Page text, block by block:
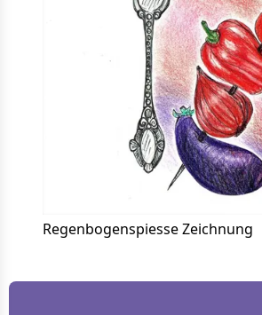
Regenbogenspiesse Zeichnung